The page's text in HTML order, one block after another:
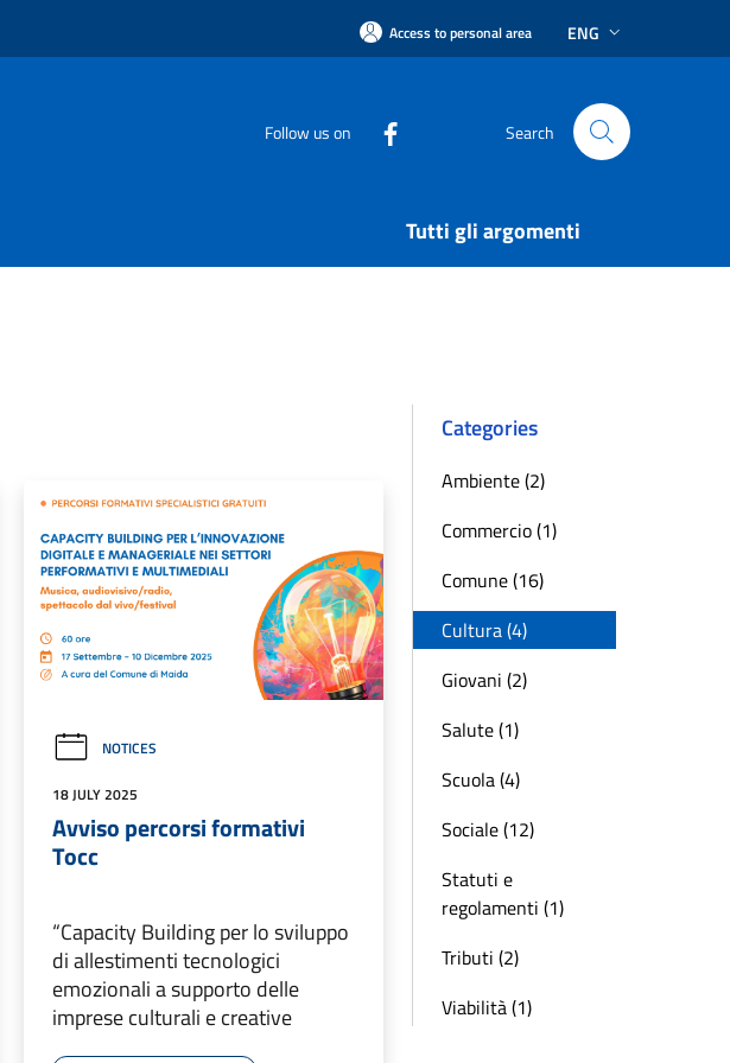
Access to personal area ENG
Follow us on Search
Tutti gli argomenti
NOTICES
18 JULY 2025
Avviso percorsi formativi
Tocc
“Capacity Building per lo sviluppo
di allestimenti tecnologici
emozionali a supporto delle
imprese culturali e creative
Categories
Ambiente (2)
Commercio (1)
Comune (16)
Cultura (4)
Giovani (2)
Salute (1)
Scuola (4)
Sociale (12)
Statuti e
regolamenti (1)
Tributi (2)
Viabilità (1)